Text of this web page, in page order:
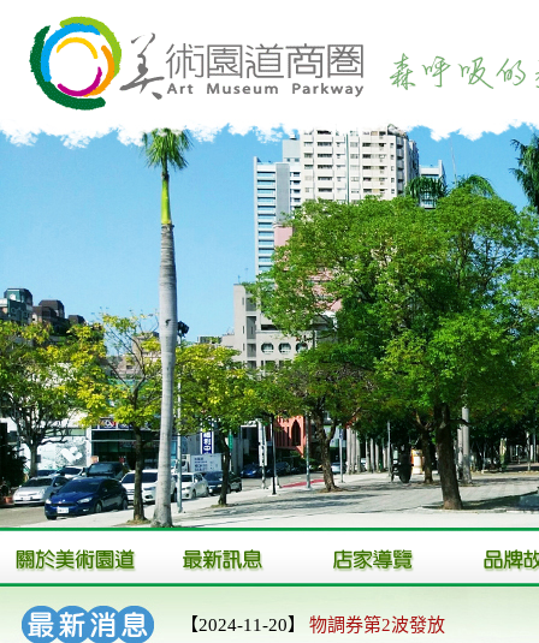
【2024-11-20】 物調券第2波發放